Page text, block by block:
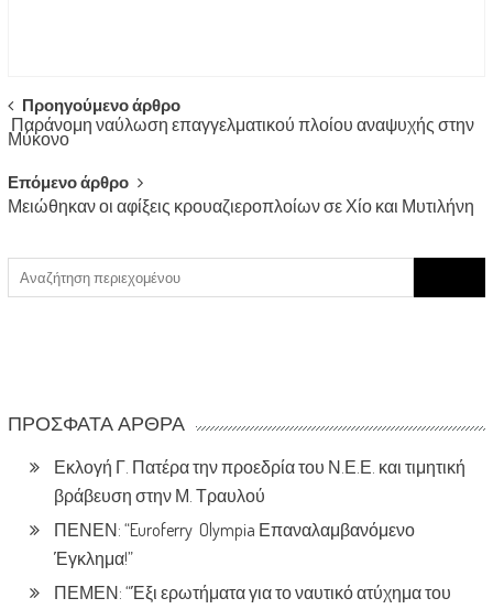
Post
navigation
Προηγούμενο άρθρο
Παράνομη ναύλωση επαγγελματικού πλοίου αναψυχής στην
Μύκονο
Επόμενο άρθρο
Μειώθηκαν οι αφίξεις κρουαζιεροπλοίων σε Χίο και Μυτιλήνη
for:
ΠΡΌΣΦΑΤΑ ΆΡΘΡΑ
Εκλογή Γ. Πατέρα την προεδρία του Ν.Ε.Ε. και τιμητική
βράβευση στην Μ. Τραυλού
ΠΕΝΕΝ: “Euroferry Olympia Επαναλαμβανόμενο
Έγκλημα!”
ΠΕΜΕΝ: “Έξι ερωτήματα για το ναυτικό ατύχημα του